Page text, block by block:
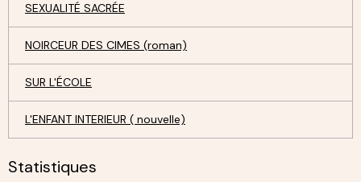
SEXUALITÉ SACRÉE
NOIRCEUR DES CIMES (roman)
SUR L'ÉCOLE
L'ENFANT INTERIEUR ( nouvelle)
Statistiques